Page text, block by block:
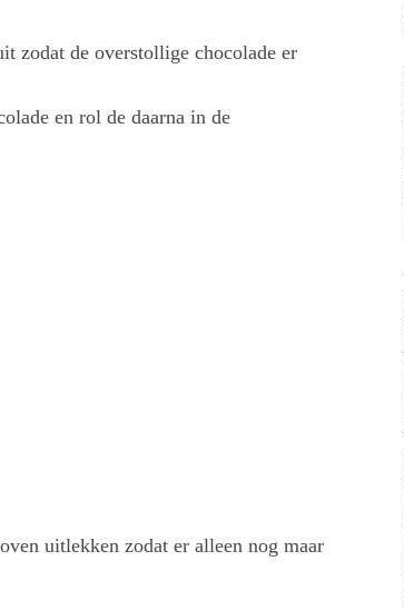
zodat de overstollige chocolade er
en rol de daarna in de
uitlekken zodat er alleen nog maar